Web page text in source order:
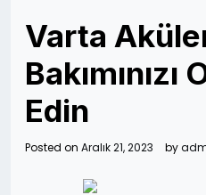
Varta
Edin
Posted on Aralık 21, 2023 by